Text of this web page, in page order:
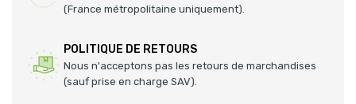
(France métropolitaine uniquement).
POLITIQUE DE RETOURS
Nous n'acceptons pas les retours de marchandises
(sauf prise en charge SAV).